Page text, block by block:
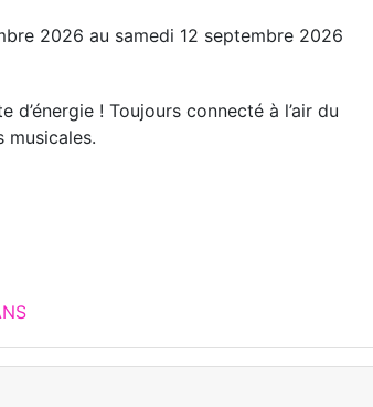
2026 au samedi 12 septembre 2026
d’énergie ! Toujours connecté à l’air du
musicales.